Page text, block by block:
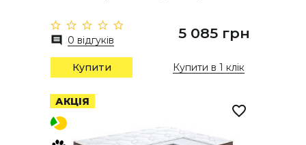
0 відгуків 5 085 грн
Купити Купити в 1 клік
АКЦІЯ